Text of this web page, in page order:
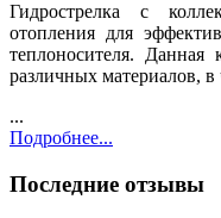
Гидрострелка с
отопления для
теплоносителя. Данная
различных материалов, в
...
Подробнее...
Последние отзывы